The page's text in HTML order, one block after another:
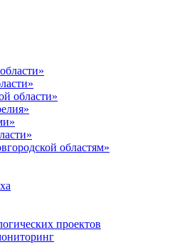
области»
областям»
проектов